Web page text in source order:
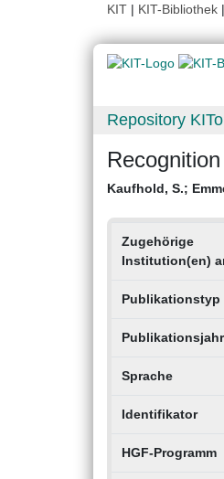
KIT | KIT-Bibliothek |
Repository
Kaufhold, S.;
Zugehörige
Institution(en)
Publikationstyp
Publikationsjahr
Sprache
Identifikator
HGF-Programm